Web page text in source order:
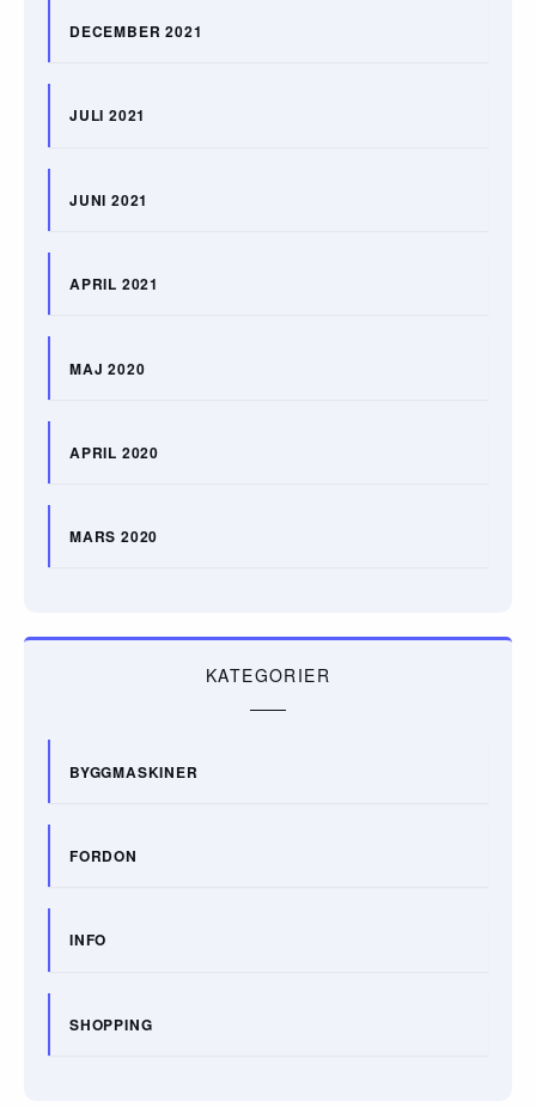
DECEMBER 2021
JULI 2021
JUNI 2021
APRIL 2021
MAJ 2020
APRIL 2020
MARS 2020
KATEGORIER
BYGGMASKINER
FORDON
INFO
SHOPPING